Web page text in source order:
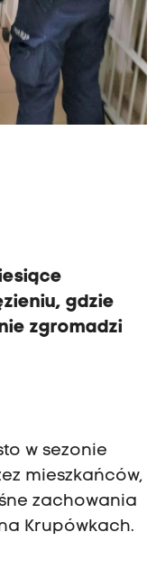
gdzie
zgromadzi
w sezonie
mieszkańców,
zachowania
Krupówkach.